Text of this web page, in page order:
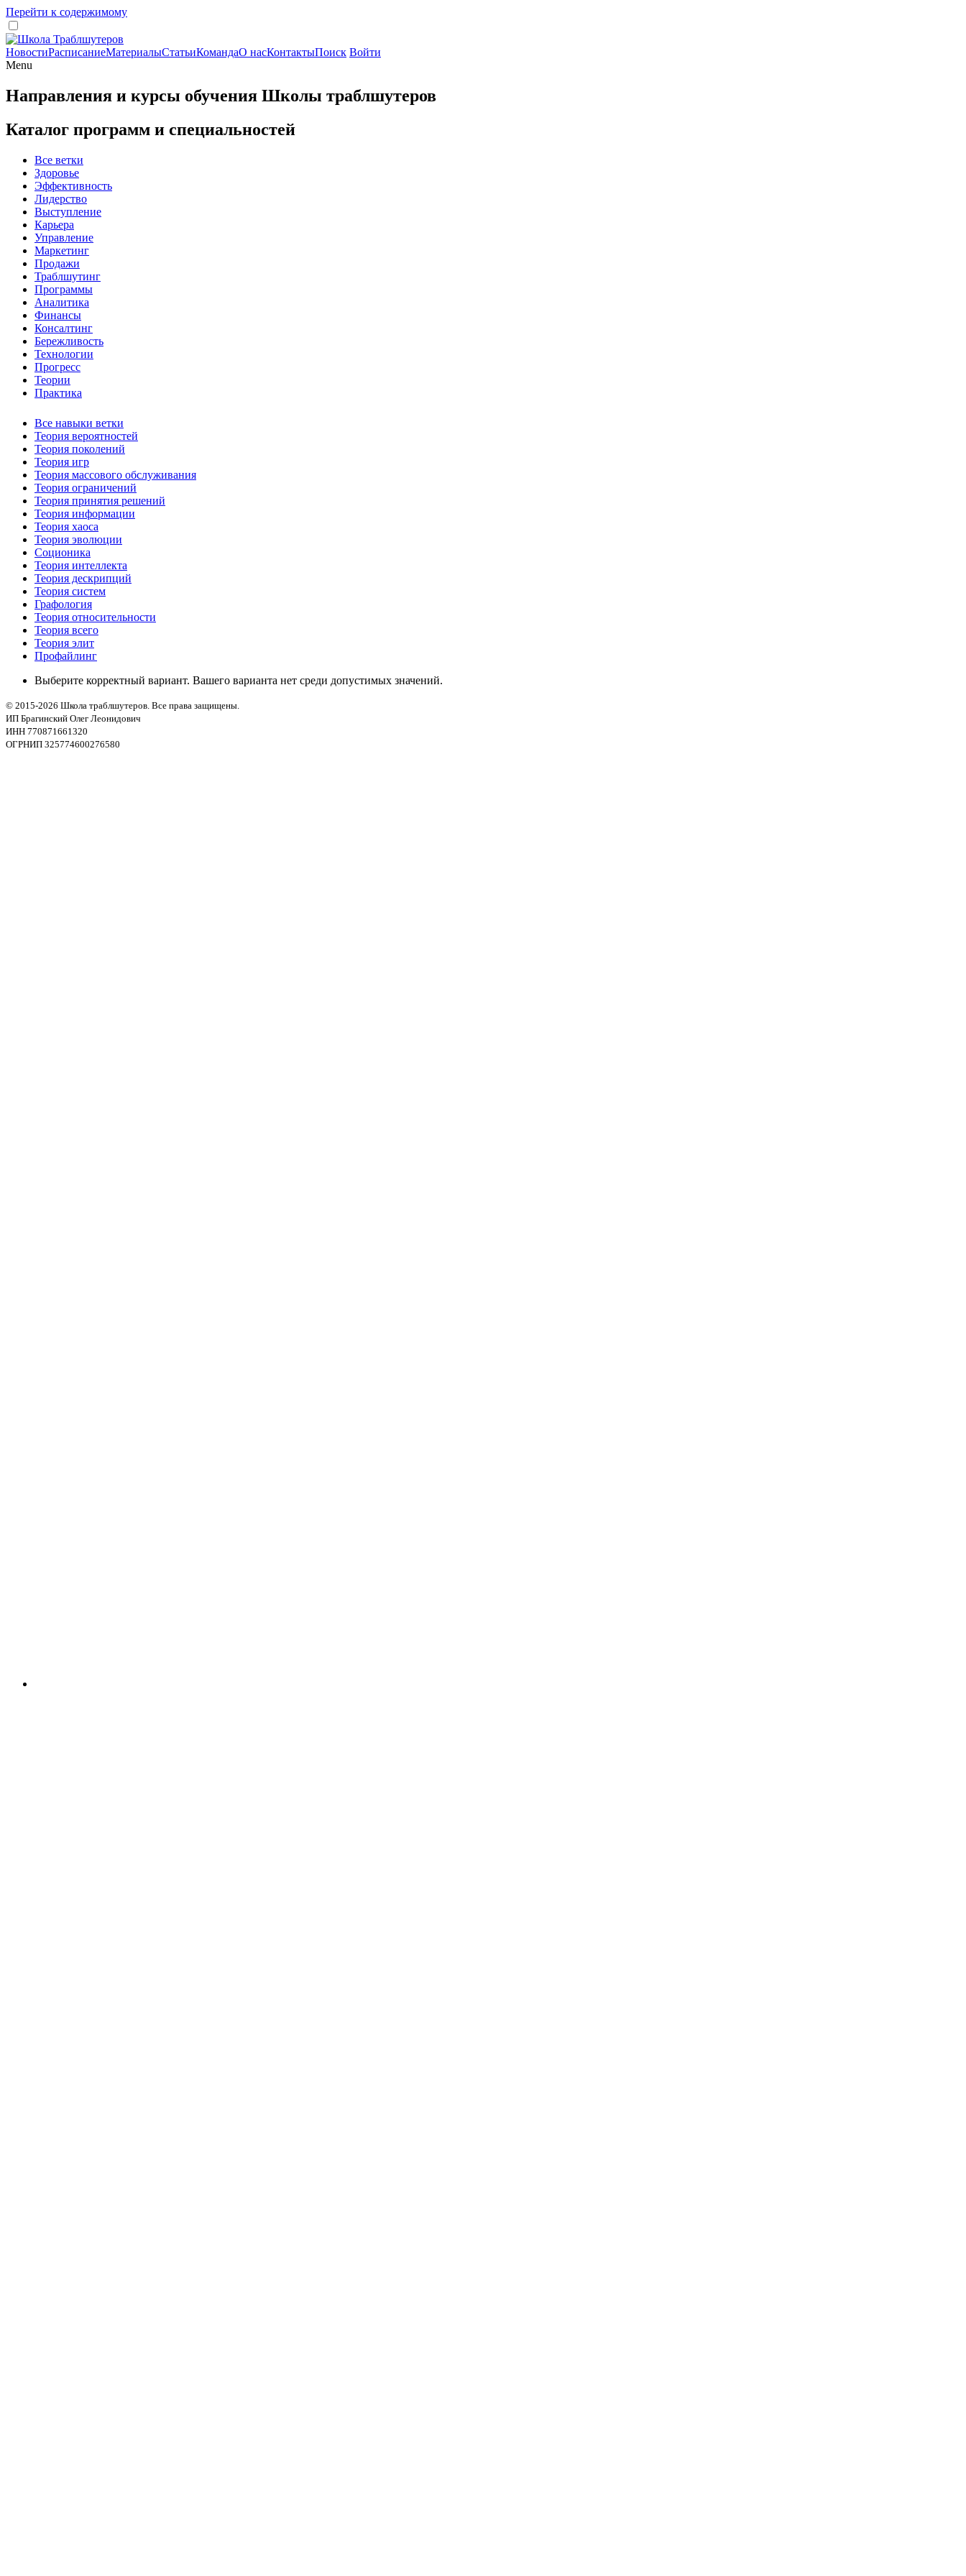
Перейти к содержимому
НовостиРасписаниеМатериалыСтатьиКомандаО насКонтактыПоиск Войти
Menu
Направления и курсы обучения Школы траблшутеров
Каталог программ и специальностей
Все ветки
Здоровье
Эффективность
Лидерство
Выступление
Карьера
Управление
Маркетинг
Продажи
Траблшутинг
Программы
Аналитика
Финансы
Консалтинг
Бережливость
Технологии
Прогресс
Теории
Практика
Все навыки ветки
Теория вероятностей
Теория поколений
Теория игр
Теория массового обслуживания
Теория ограничений
Теория принятия решений
Теория информации
Теория хаоса
Теория эволюции
Соционика
Теория интеллекта
Теория дескрипций
Теория систем
Графология
Теория относительности
Теория всего
Теория элит
Профайлинг
Выберите корректный вариант. Вашего варианта нет среди допустимых значений.
© 2015-2026 Школа траблшутеров. Все права защищены.
ИП Брагинский Олег Леонидович
ИНН 770871661320
ОГРНИП 325774600276580